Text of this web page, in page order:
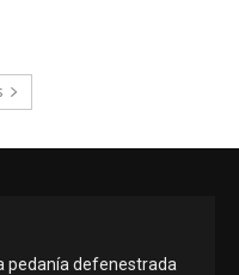
pedanía defenestrada